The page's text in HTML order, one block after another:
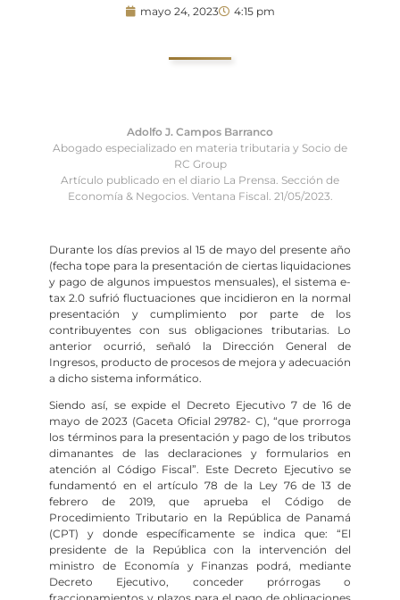
mayo 24, 2023 4:15 pm
Adolfo J. Campos Barranco
Abogado especializado en materia tributaria y Socio de
RC Group
Artículo publicado en el diario La Prensa. Sección de
Economía & Negocios. Ventana Fiscal. 21/05/2023.
Durante los días previos al 15 de mayo del presente año
(fecha tope para la presentación de ciertas liquidaciones
y pago de algunos impuestos mensuales), el sistema e-
tax 2.0 sufrió fluctuaciones que incidieron en la normal
presentación y cumplimiento por parte de los
contribuyentes con sus obligaciones tributarias. Lo
anterior ocurrió, señaló la Dirección General de
Ingresos, producto de procesos de mejora y adecuación
a dicho sistema informático.
Siendo así, se expide el Decreto Ejecutivo 7 de 16 de
mayo de 2023 (Gaceta Oficial 29782- C), “que prorroga
los términos para la presentación y pago de los tributos
dimanantes de las declaraciones y formularios en
atención al Código Fiscal”. Este Decreto Ejecutivo se
fundamentó en el artículo 78 de la Ley 76 de 13 de
febrero de 2019, que aprueba el Código de
Procedimiento Tributario en la República de Panamá
(CPT) y donde específicamente se indica que: “El
presidente de la República con la intervención del
ministro de Economía y Finanzas podrá, mediante
Decreto Ejecutivo, conceder prórrogas o